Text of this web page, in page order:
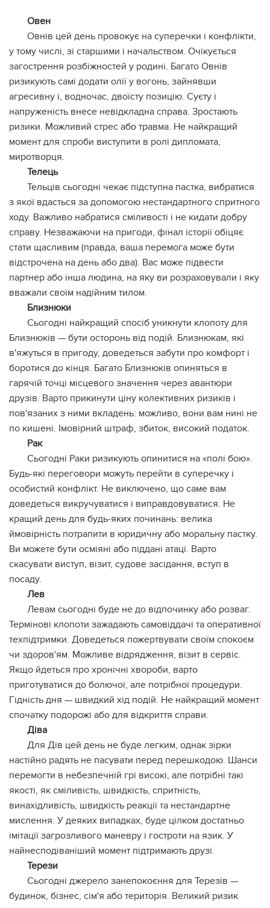
Овен
Овнів цей день провокує на суперечки і конфлікти,
у тому числі, зі старшими і начальством. Очікується
загострення розбіжностей у родині. Багато Овнів
ризикують самі додати олії у вогонь, зайнявши
агресивну і, водночас, двоїсту позицію. Суєту і
напруженість внесе невідкладна справа. Зростають
ризики. Можливий стрес або травма. Не найкращий
момент для спроби виступити в ролі дипломата,
миротворця.
Телець
Тельців сьогодні чекає підступна пастка, вибратися
з якої вдасться за допомогою нестандартного спритного
ходу. Важливо набратися сміливості і не кидати добру
справу. Незважаючи на пригоди, фінал історії обіцяє
стати щасливим (правда, ваша перемога може бути
відстрочена на день або два). Вас може підвести
партнер або інша людина, на яку ви розраховували і яку
вважали своїм надійним тилом.
Близнюки
Сьогодні найкращий спосіб уникнути клопоту для
Близнюків — бути осторонь від подій. Близнюкам, які
в'яжуться в пригоду, доведеться забути про комфорт і
боротися до кінця. Багато Близнюків опиняться в
гарячій точці місцевого значення через авантюри
друзів. Варто прикинути ціну колективних ризиків і
пов'язаних з ними вкладень: можливо, вони вам нині не
по кишені. Імовірний штраф, збиток, високий податок.
Рак
Сьогодні Раки ризикують опинитися на «полі бою».
Будь-які переговори можуть перейти в суперечку і
особистий конфлікт. Не виключено, що саме вам
доведеться викручуватися і виправдовуватися. Не
кращий день для будь-яких починань: велика
ймовірність потрапити в юридичну або моральну пастку.
Ви можете бути осміяні або піддані атаці. Варто
скасувати виступ, візит, судове засідання, вступ в
посаду.
Лев
Левам сьогодні буде не до відпочинку або розваг.
Термінові клопоти зажадають самовіддачі та оперативної
техпідтримки. Доведеться пожертвувати своїм спокоєм
чи здоров'ям. Можливе відрядження, візит в сервіс.
Якщо йдеться про хронічні хвороби, варто
приготуватися до болючої, але потрібної процедури.
Гідність дня — швидкий хід подій. Не найкращий момент
спочатку подорожі або для відкриття справи.
Діва
Для Дів цей день не буде легким, однак зірки
настійно радять не пасувати перед перешкодою. Шанси
перемогти в небезпечній грі високі, але потрібні такі
якості, як сміливість, швидкість, спритність,
винахідливість, швидкість реакції та нестандартне
мислення. У деяких випадках, буде цілком достатньо
імітації загрозливого маневру і гостроти на язик. У
найнесподіваніший момент підтримають друзі.
Терези
Сьогодні джерело занепокоєння для Терезів —
будинок, бізнес, сім'я або територія. Великий ризик